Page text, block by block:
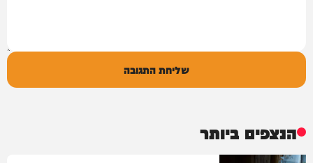
שליחת התגובה
הנצפים ביותר